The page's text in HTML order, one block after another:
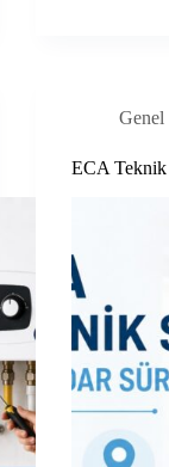
Genel
ECA Teknik